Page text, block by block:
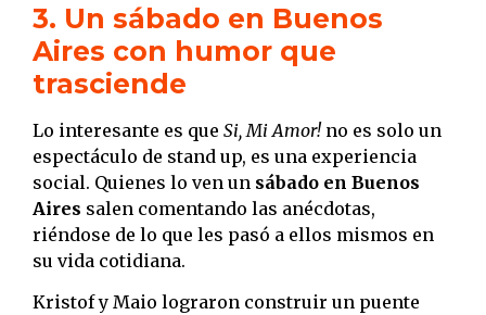
3. Un sábado en Buenos
Aires con humor que
trasciende
Lo interesante es que Si, Mi Amor!no es solo un
espectáculo de stand up, es una experiencia
social. Quienes lo ven un sábado en Buenos
Aires salen comentando las anécdotas,
riéndose de lo que les pasó a ellos mismos en
su vida cotidiana.
Kristof y Maio lograron construir un puente